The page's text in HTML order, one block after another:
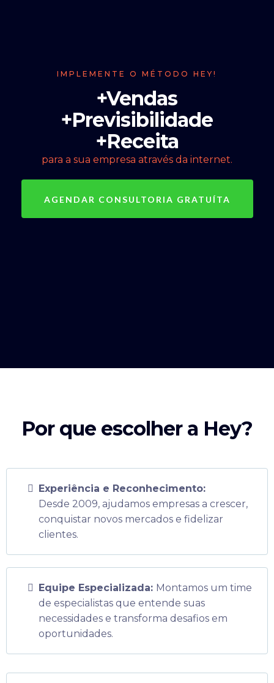
IMPLEMENTE O MÉTODO HEY!
+Vendas
+Previsibilidade
+Receita
para a sua empresa através da internet.
AGENDAR CONSULTORIA GRATUÍTA
Por que escolher a Hey?
Experiência e Reconhecimento:
Desde 2009, ajudamos empresas a crescer,
conquistar novos mercados e fidelizar
clientes.
Equipe Especializada: Montamos um time
de especialistas que entende suas
necessidades e transforma desafios em
oportunidades.